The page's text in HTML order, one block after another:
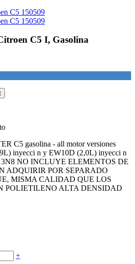
C5 I, Gasolina
C5 gasolina - all motor versiones
inyecci n y EW10D (2,0L) inyecci n
NO INCLUYE ELEMENTOS DE
ADQUIRIR POR SEPARADO
MISMA CALIDAD QUE LOS
POLIETILENO ALTA DENSIDAD
+